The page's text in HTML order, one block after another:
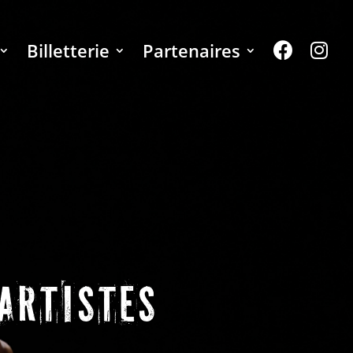
Billetterie Partenaires